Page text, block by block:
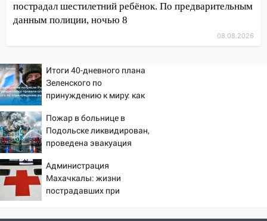
13:17 Непогода в Ульяновске не
закончится сегодня: сильные ливни
13:15
житель Вешкаймского района похитил у
знакомого 191 тысячу рублей
13:14
проспекте Филатова в Ульяновске
13:12
Дерево пробило крышу дома на
Новгородской в Ульяновске и рухнуло
на электрощит
13:10
В Заволжском районе дерево
упало во дворе
пострадал шестилетний ребёнок. По предварительным
данным полиции, ночью 8
08.08.2026
Итоги 40-дневного плана
Зеленского по
принуждению к миру: как
разбор провала операции
Украины от военкора
Коца
Пожар в больнице в
Подольске ликвидирован,
проведена эвакуация
Администрация
Махачкалы: жизни
пострадавших при